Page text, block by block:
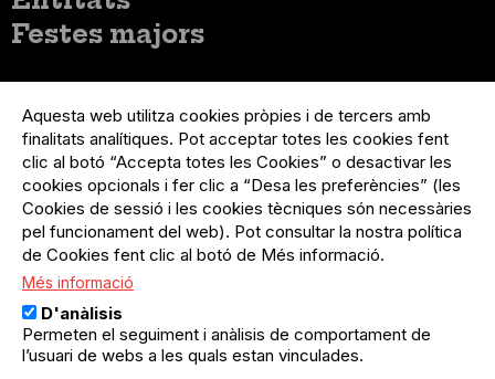
Festes majors
del
compte
d'usuari
Menú
usuari
no
loggat
Registre organització
Menú
Peu
Sobre el projecte
Preguntes freqüents
Contacte
Menú
Legal
Política de privacitat
Avís legal
Política de cookies
Aquesta web utilitza cookies pròpies i de tercers amb
finalitats analítiques. Pot acceptar totes les cookies fent
clic al botó “Accepta totes les Cookies” o desactivar les
cookies opcionals i fer clic a “Desa les preferències” (les
Cookies de sessió i les cookies tècniques són necessàries
pel funcionament del web). Pot consultar la nostra política
de Cookies fent clic al botó de Més informació.
Més informació
D'anàlisis
Permeten el seguiment i anàlisis de comportament de
l’usuari de webs a les quals estan vinculades.